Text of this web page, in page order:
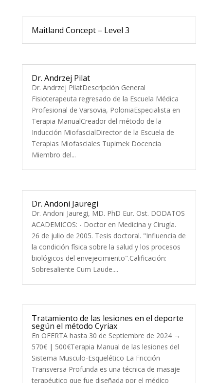
Maitland Concept – Level 3
Dr. Andrzej Pilat
Dr. Andrzej PilatDescripción General
Fisioterapeuta regresado de la Escuela Médica
Profesional de Varsovia, PoloniaEspecialista en
Terapia ManualCreador del método de la
Inducción MiofascialDirector de la Escuela de
Terapias Miofasciales Tupimek Docencia
Miembro del...
Dr. Andoni Jauregi
Dr. Andoni Jauregi, MD. PhD Eur. Ost. DODATOS
ACADEMICOS: - Doctor en Medicina y Cirugía.
26 de julio de 2005. Tesis doctoral. "Influencia de
la condición física sobre la salud y los procesos
biológicos del envejecimiento".Calificación:
Sobresaliente Cum Laude....
Tratamiento de las lesiones en el deporte
según el método Cyriax
En OFERTA hasta 30 de Septiembre de 2024 →
570€ | 500€Terapia Manual de las lesiones del
Sistema Musculo-Esquelético La Fricción
Transversa Profunda es una técnica de masaje
terapéutico que fue diseñada por el médico